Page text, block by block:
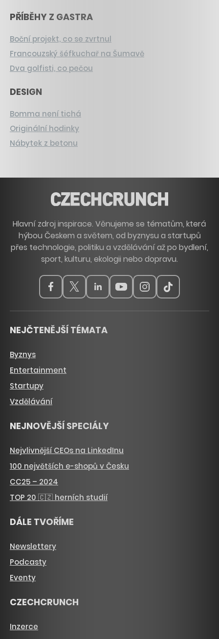
PŘÍBĚHY Z GASTRA
Boční projekt, co se zvrtnul
Francouzský šéfkuchař na Šumavě
Dva golfisti, co pečou
DESIGN
Bomma není tichá
Originální hodinky
Nábytek z betonu
Hlavní zdroj inspirace. Věnujeme se tématům, která
hýbou Českem a světem, od byznysu a startupů
přes technologie, politiku a vzdělávání až po bydlení,
sport, kulturu, ekologii nebo dopravu.
NEJČTENĚJŠÍ TÉMATA
Byznys
Entertainment
Startupy
Vzdělávání
NEJNOVĚJŠÍ SPECIÁLY
Nejvlivnější CEOs na LinkedInu
100 největších e-shopů v Česku
CC25 – 2024
TOP 20 🇨🇿 herních studií
DÁLE TVOŘÍME
Newslettery
Podcasty
Eventy
CZECHCRUNCH
Inzerce